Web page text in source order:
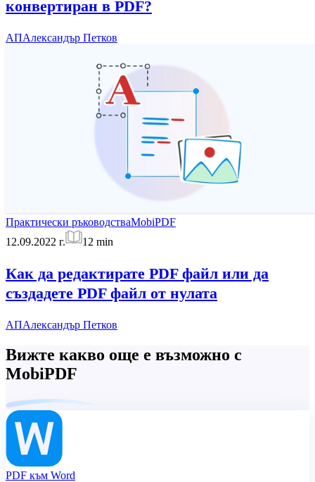
конвертиран в PDF?
АПАлександър Петков
Практически ръководстваMobiPDF
12.09.2022 г.
12 min
Как да редактирате PDF файл или да
създадете PDF файл от нулата
АПАлександър Петков
Вижте какво още е възможно с
MobiPDF
PDF към Word